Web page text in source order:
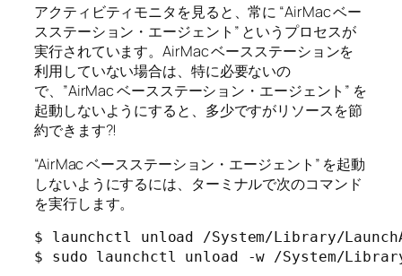
アクティビティモニタを見ると、常に “AirMac ベー
スステーション・エージェント” というプロセスが
実行されています。AirMac ベースステーションを
利用していない場合は、特に必要ないの
で、”AirMac ベースステーション・エージェント” を
起動しないようにすると、多少ですがリソースを節
約できます?!
“AirMac ベースステーション・エージェント” を起動
しないようにするには、ターミナルで次のコマンド
を実行します。
$ launchctl unload /System/Library/
$ sudo launchctl unload -w /System/